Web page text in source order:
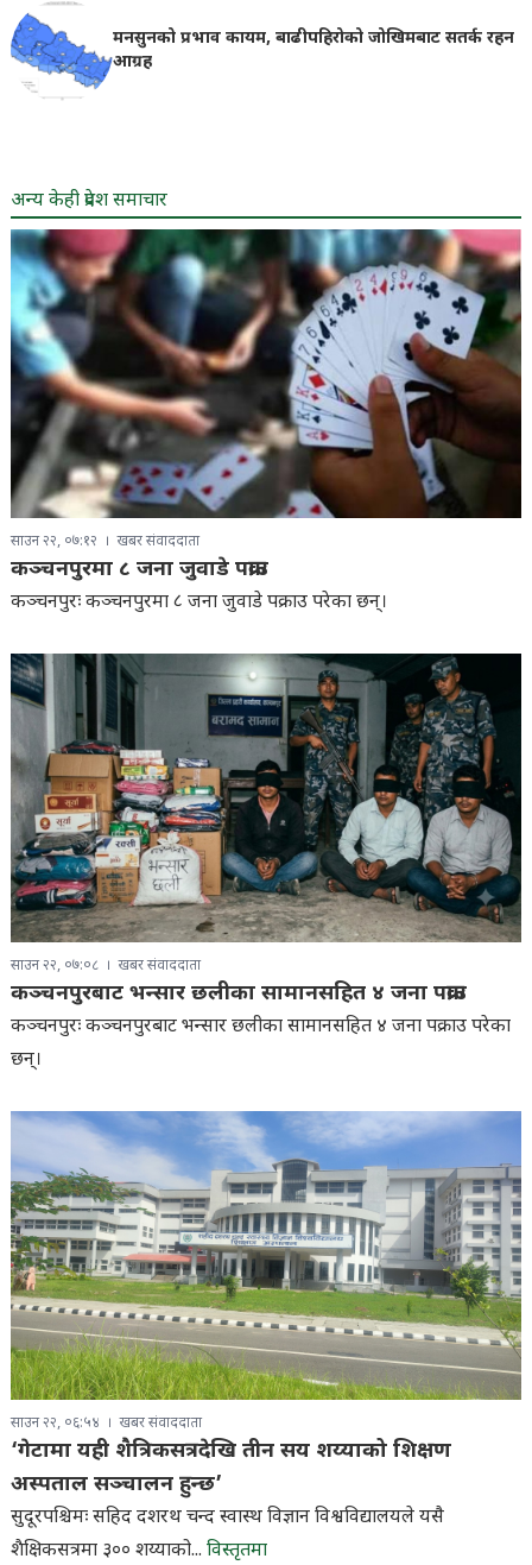
मनसुनको प्रभाव कायम, बाढीपहिरोको जोखिमबाट सतर्क रहन
आग्रह
अन्य केही प्रदेश समाचार
साउन २२, ०७:१२ खबर संवाददाता
कञ्चनपुरमा ८ जना जुवाडे पक्राउ
कञ्चनपुरः कञ्चनपुरमा ८ जना जुवाडे पक्राउ परेका छन्।
साउन २२, ०७:०८ खबर संवाददाता
कञ्चनपुरबाट भन्सार छलीका सामानसहित ४ जना पक्राउ
कञ्चनपुरः कञ्चनपुरबाट भन्सार छलीका सामानसहित ४ जना पक्राउ परेका
छन्।
साउन २२, ०६:५४ खबर संवाददाता
‘गेटामा यही शैत्रिकसत्रदेखि तीन सय शय्याको शिक्षण
अस्पताल सञ्चालन हुन्छ’
सुदूरपश्चिमः सहिद दशरथ चन्द स्वास्थ विज्ञान विश्वविद्यालयले यसै
शैक्षिकसत्रमा ३०० शय्याको... विस्तृतमा